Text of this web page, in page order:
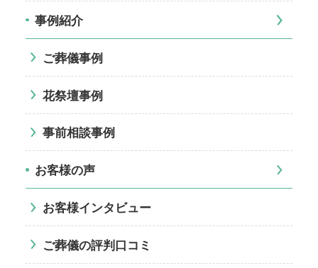
事例紹介
ご葬儀事例
花祭壇事例
事前相談事例
お客様の声
お客様インタビュー
ご葬儀の評判口コミ